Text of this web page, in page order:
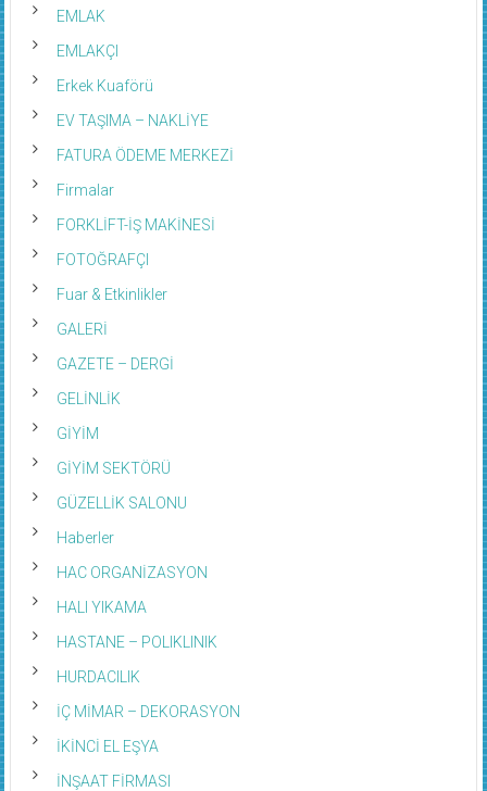
EMLAK
EMLAKÇI
Erkek Kuaförü
EV TAŞIMA – NAKLİYE
FATURA ÖDEME MERKEZİ
Firmalar
FORKLİFT-İŞ MAKİNESİ
FOTOĞRAFÇI
Fuar & Etkinlikler
GALERİ
GAZETE – DERGİ
GELİNLİK
GİYİM
GİYİM SEKTÖRÜ
GÜZELLİK SALONU
Haberler
HAC ORGANİZASYON
HALI YIKAMA
HASTANE – POLIKLINIK
HURDACILIK
İÇ MİMAR – DEKORASYON
İKİNCİ EL EŞYA
İNŞAAT FİRMASI